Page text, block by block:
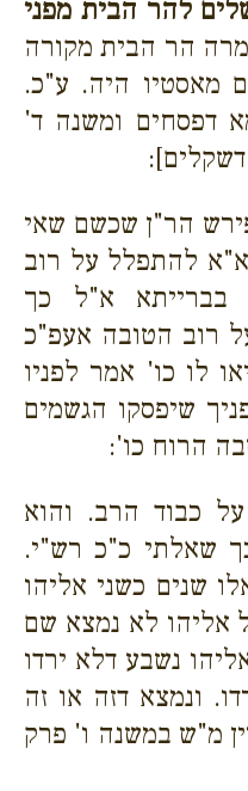
להר הבית מפני
הר הבית מקורה
מאסטיו היה. ע"כ.
דפסחים ומשנה ד'
הר"ן שכשם שאי
להתפלל על רוב
בברייתא א"ל כך
רוב הטובה אעפ"כ
לו כו' אמר לפניו
שיפסקו הגשמים
הרוח כו':
כבוד הרב. והוא
שאלתי כ"כ רש"י.
שנים כשני אליהו
אליהו לא נמצא שם
נשבע דלא ירדו
ונמצא דזה או זה
מ"ש במשנה ו' פרק